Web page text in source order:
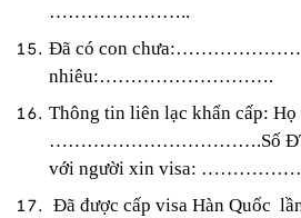
…………………..
Đã có con
nhiêu:……………………….
Thông tin liên lạc khẩn cấp: Họ
…………………………….Số ĐT:
với người xin visa:
Đã được cấp visa Hàn Quốc